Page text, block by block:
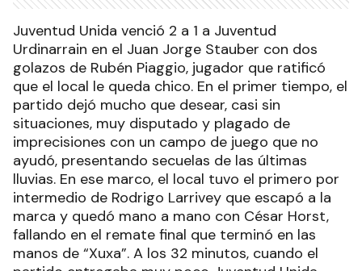
Juventud Unida venció 2 a 1 a Juventud
Urdinarrain en el Juan Jorge Stauber con dos
golazos de Rubén Piaggio, jugador que ratificó
que el local le queda chico. En el primer tiempo, el
partido dejó mucho que desear, casi sin
situaciones, muy disputado y plagado de
imprecisiones con un campo de juego que no
ayudó, presentando secuelas de las últimas
lluvias. En ese marco, el local tuvo el primero por
intermedio de Rodrigo Larrivey que escapó a la
marca y quedó mano a mano con César Horst,
fallando en el remate final que terminó en las
manos de “Xuxa”. A los 32 minutos, cuando el